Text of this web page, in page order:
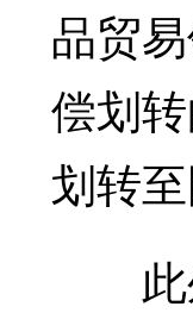
品贸
偿划
划转至
此